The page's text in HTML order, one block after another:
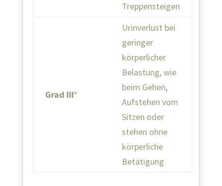
Treppensteigen
Grad III°
Urinverlust bei
geringer
körperlicher
Belastung, wie
beim Gehen,
Aufstehen vom
Sitzen oder
stehen ohne
körperliche
Betätigung